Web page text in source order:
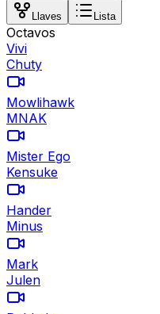
Llaves Lista
Octavos
Vivi
Chuty
Mowlihawk
MNAK
Mister Ego
Kensuke
Hander
Minus
Mark
Julen